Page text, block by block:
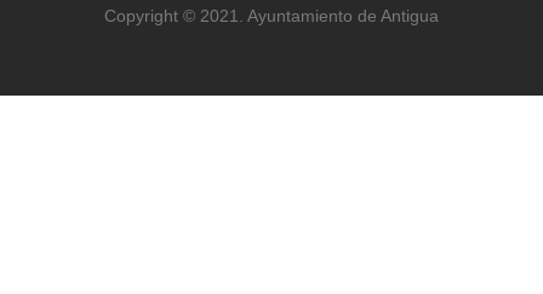
Copyright © 2021. Ayuntamiento de Antigua